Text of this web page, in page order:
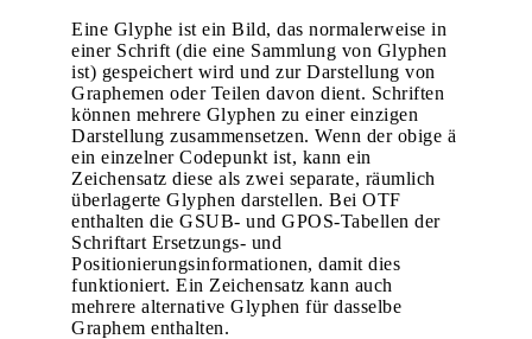
Eine Glyphe ist ein Bild, das normalerweise in
einer Schrift (die eine Sammlung von Glyphen
ist) gespeichert wird und zur Darstellung von
Graphemen oder Teilen davon dient. Schriften
können mehrere Glyphen zu einer einzigen
Darstellung zusammensetzen. Wenn der obige ä
ein einzelner Codepunkt ist, kann ein
Zeichensatz diese als zwei separate, räumlich
überlagerte Glyphen darstellen. Bei OTF
enthalten die GSUB- und GPOS-Tabellen der
Schriftart Ersetzungs- und
Positionierungsinformationen, damit dies
funktioniert. Ein Zeichensatz kann auch
mehrere alternative Glyphen für dasselbe
Graphem enthalten.